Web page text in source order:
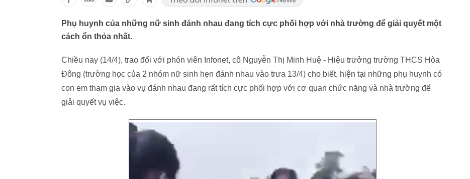
Phụ huynh của những nữ sinh đánh nhau đang tích cực phối hợp với nhà trường để giải quyết một
cách ổn thỏa nhất.
Chiều nay (14/4), trao đổi với phón viên Infonet, cô Nguyễn Thị Minh Huệ - Hiệu trưởng trường THCS Hòa
Đông (trường học của 2 nhóm nữ sinh hẹn đánh nhau vào trưa 13/4) cho biết, hiện tại những phụ huynh có
con em tham gia vào vụ đánh nhau đang rất tích cực phối hợp với cơ quan chức năng và nhà trường để
giải quyết vụ việc.